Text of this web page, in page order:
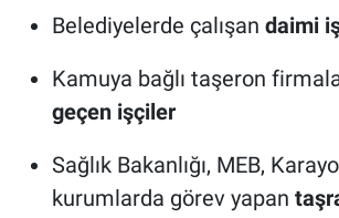
Belediyelerde çalışan daimi
Kamuya bağlı taşeron
geçen işçiler
Sağlık Bakanlığı, MEB,
kurumlarda görev yapan